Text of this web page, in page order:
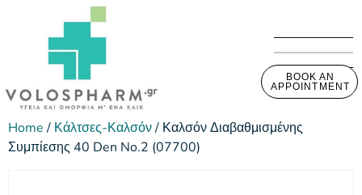
BOOK AN
APPOINTMENT
Home/ Κάλτσες-Καλσόν/ Καλσόν Διαβαθμισμένης
Συμπίεσης 40 Den No.2 (07700)